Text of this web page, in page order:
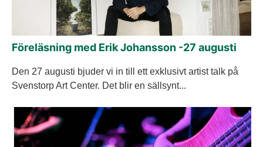
Föreläsning med Erik Johansson -27 augusti
Den 27 augusti bjuder vi in till ett exklusivt artist talk på
Svenstorp Art Center. Det blir en sällsynt...